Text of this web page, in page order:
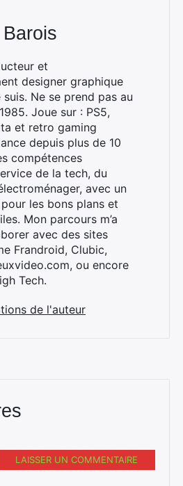
et
designer graphique
Ne se prend pas au
Joue sur : PS5,
et retro gaming
depuis plus de 10
compétences
de la tech, du
avec un
les bons plans et
Mon parcours m’a
avec des sites
Frandroid, Clubic,
ou encore
Tech.
de l'auteur
LAISSER UN COMMENTAIRE